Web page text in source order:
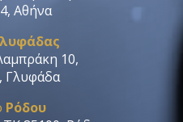
Αθήνα
10,
Γλυφάδα
Ρόδου